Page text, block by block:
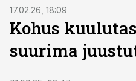
17.02.26, 18:09
Kohus
suurima